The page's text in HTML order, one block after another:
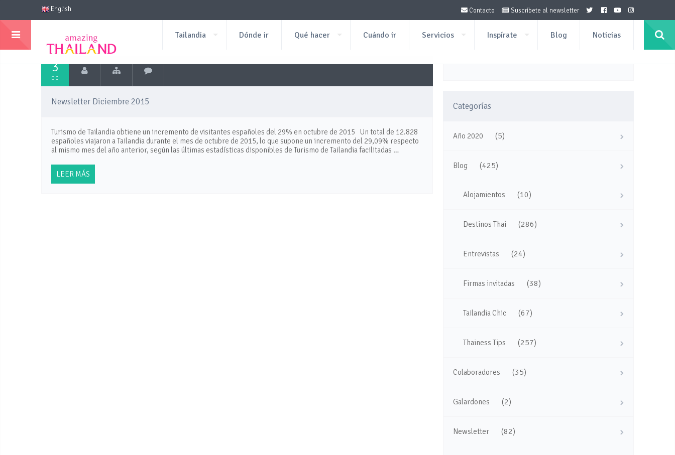
English Contacto Suscríbete al newsletter
Tailandia Dónde ir Qué hacer Cuándo ir Servicios Inspírate Blog Noticias
3
DIC
Newsletter Diciembre 2015
Turismo de Tailandia obtiene un incremento de visitantes españoles del 29% en octubre de 2015 Un total de 12.828
españoles viajaron a Tailandia durante el mes de octubre de 2015, lo que supone un incremento del 29,09% respecto
al mismo mes del año anterior, según las últimas estadísticas disponibles de Turismo de Tailandia facilitadas …
LEER MÁS
Categorías
Año 2020 (5)
Blog (425)
Alojamientos (10)
Destinos Thai (286)
Entrevistas (24)
Firmas invitadas (38)
Tailandia Chic (67)
Thainess Tips (257)
Colaboradores (35)
Galardones (2)
Newsletter (82)